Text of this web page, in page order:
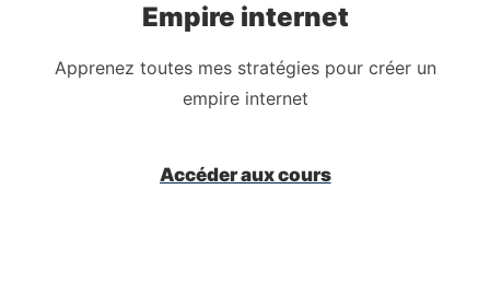
Empire internet
Apprenez toutes mes stratégies pour créer un
empire internet
Accéder aux cours